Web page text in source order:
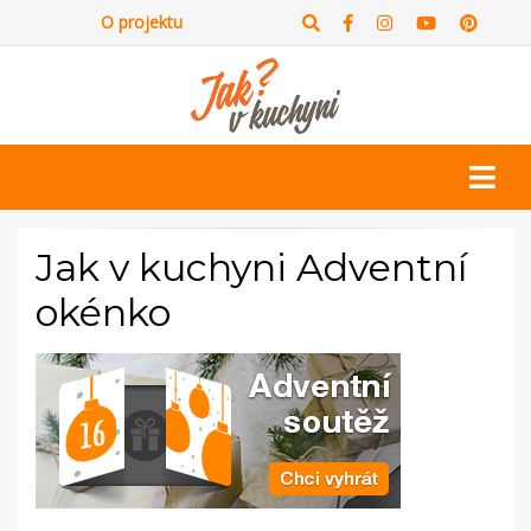
O projektu
Jak v kuchyni Adventní
okénko